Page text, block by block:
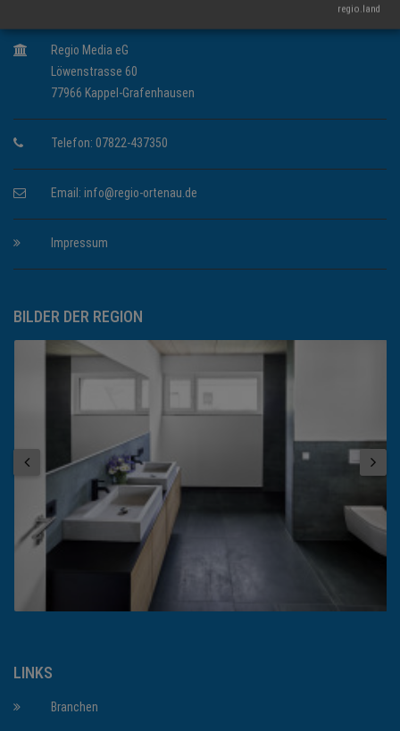
Regio Media eG
Löwenstrasse 60
77966 Kappel-Grafenhausen
Telefon: 07822-437350
Email: info@regio-ortenau.de
Impressum
BILDER DER REGION
LINKS
Branchen
regio.land